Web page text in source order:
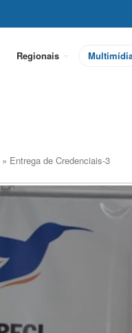
Regionais
» Entrega de Credenciais-3